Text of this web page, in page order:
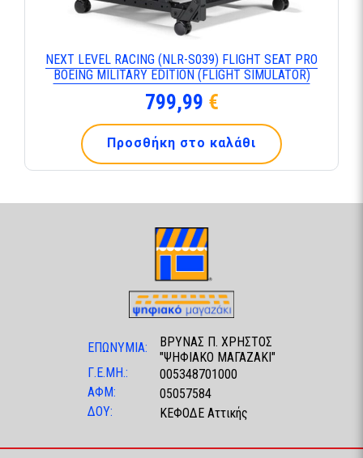
NEXT LEVEL RACING (NLR-S039) FLIGHT SEAT PRO
BOEING MILITARY EDITION (FLIGHT SIMULATOR)
799,99 €
Προσθήκη στο καλάθι
ΕΠΩΝΥΜΙΑ:
ΒΡΥΝΑΣ Π. ΧΡΗΣΤΟΣ
"ΨΗΦΙΑΚΟ ΜΑΓΑΖΑΚΙ"
Γ.Ε.ΜΗ.:
005348701000
ΑΦΜ:
05057584
ΔΟΥ:
ΚΕΦΟΔΕ Αττικής